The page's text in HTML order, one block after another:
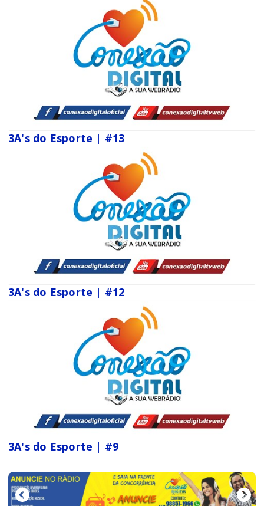
3A's do Esporte | #13
3A's do Esporte | #12
3A's do Esporte | #9